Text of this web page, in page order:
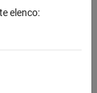
elenco: